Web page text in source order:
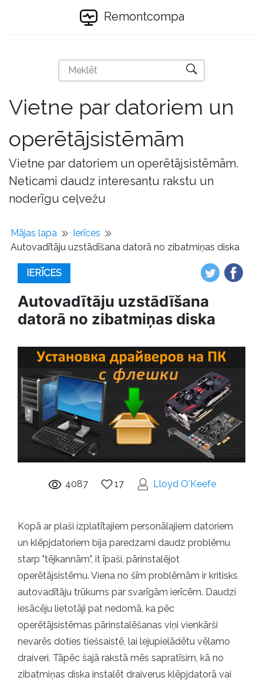
Remontcompa
Vietne par datoriem un
operētājsistēmām
Vietne par datoriem un operētājsistēmām.
Neticami daudz interesantu rakstu un
noderīgu ceļvežu
Mājas lapa
Ierīces
Autovadītāju uzstādīšana datorā no zibatmiņas diska
IERĪCES
Autovadītāju uzstādīšana
datorā no zibatmiņas diska
4087 17 Lloyd O'Keefe
Kopā ar plaši izplatītajiem personālajiem datoriem
un klēpjdatoriem bija paredzami daudz problēmu
starp "tējkannām", it īpaši, pārinstalējot
operētājsistēmu. Viena no šīm problēmām ir kritisks
autovadītāju trūkums par svarīgām ierīcēm. Daudzi
iesācēju lietotāji pat nedomā, ka pēc
operētājsistēmas pārinstalēšanas viņi vienkārši
nevarēs doties tiešsaistē, lai lejupielādētu vēlamo
draiveri. Tāpēc šajā rakstā mēs sapratīsim, kā no
zibatmiņas diska instalēt draiverus klēpjdatorā vai